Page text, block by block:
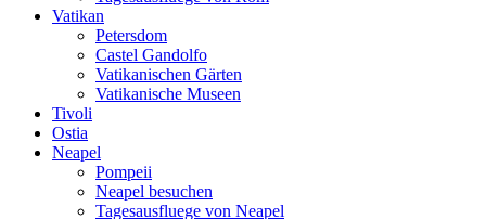
Vatikan
Petersdom
Castel Gandolfo
Vatikanischen Gärten
Vatikanische Museen
Tivoli
Ostia
Neapel
Pompeii
Neapel besuchen
Tagesausfluege von Neapel